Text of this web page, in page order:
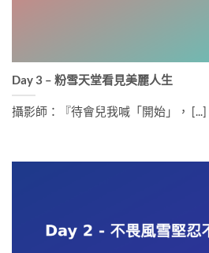
Day 3 – 粉雪天堂看見美麗人生
攝影師：『待會兒我喊「開始」， [...]